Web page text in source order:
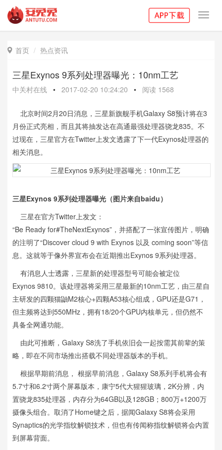
 首页 热点资讯
三星Exynos 9系列处理器曝光：10nm工艺
中关村在线 • 2017-02-20 10:24:20 • 阅读 1568
北京时间2月20日消息，三星新旗舰手机Galaxy S8预计将在3
月份正式亮相，而且其将抽发达在高通最强处理器骁龙835。不
过现在，三星官方在Twitter上发文透露了下一代Exynos处理器的
相关消息。
三星Exynos 9系列处理器曝光（图片来自baidu）
三星在官方Twitter上发文：
“Be Ready for#TheNextExynos”，并搭配了一张宣传图片，明确
的注明了“Discover cloud 9 with Exynos 以及 coming soon”等信
息。这就等于像外界宣布会在近期推出Exynos 9系列处理器。
有消息人士透露，三星新的处理器型号可能会被定位
Exynos 9810。该处理器将采用三星最新的10nm工艺，由三星自
主研发的四颗猫鼬M2核心+四颗A53核心组成，GPU还是G71，
但主频将达到550MHz，拥有18/20个GPU内核单元，但仍然不
具备全网通功能。
由此可推断，Galaxy S8洗了手机依旧会一起按需其前辈的策
略，即在不同市场推出搭载不同处理器版本的手机。
根据早期前消息， 根据早前消息，Galaxy S8系列手机将会有
5.7寸和6.2寸两个屏幕版本，康宁5代大猩猩玻璃，2K分辨，内
置骁龙835处理器，内存分为64GB以及128GB；800万+1200万
摄像头组合。取消了Home键之后，据闻Galaxy S8将会采用
Synaptics的光学指纹解锁技术，但也有传闻称指纹解锁将会内置
到屏幕背面。